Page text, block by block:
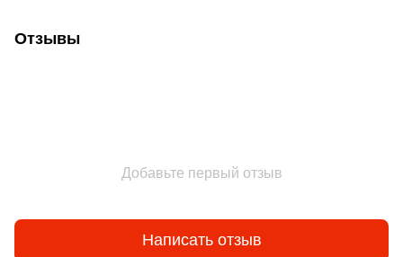
Отзывы
Добавьте первый отзыв
Написать отзыв